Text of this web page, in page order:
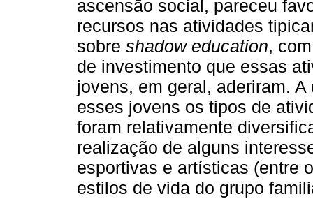
ascensão social, pareceu
recursos nas atividades
sobre shadow education,
de investimento que essas
jovens, em geral, aderiram.
esses jovens os tipos de
foram relativamente
realização de alguns
esportivas e artísticas (entre
estilos de vida do grupo